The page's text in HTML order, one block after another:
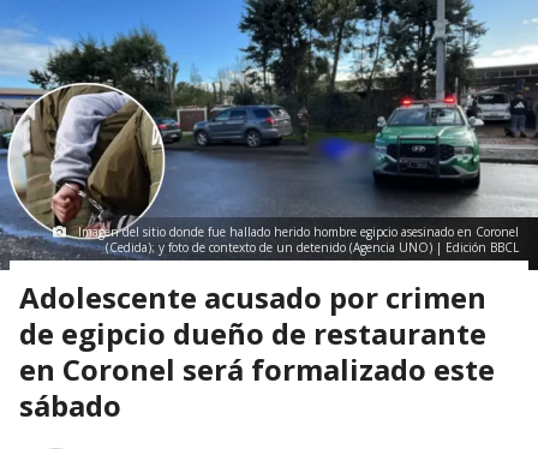
Región Del Bío Bío> Noticia
Imagen del sitio donde fue hallado herido hombre egipcio asesinado en Coronel
(Cedida); y foto de contexto de un detenido (Agencia UNO) | Edición BBCL